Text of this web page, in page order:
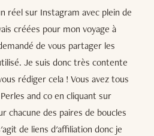
réel sur Instagram avec plein de
créées pour mon voyage à
de vous partager les
Je suis donc très contente
rédiger cela ! Vous avez tous
and co en cliquant sur
chacune des paires de boucles
de liens d'affiliation donc je